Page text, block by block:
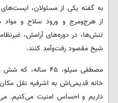
به گفته یکی از مسئولان،
از هرج‌ومرج و ورود سلاح و مواد
تنش‌ها، در دوره‌های آرامش،
شیخ مقصود رفت‌وآمد کنند.
مصطفی سیلو، ۴۵
خانه قدیمی‌اش به اشرفیه نقل
داریم و احساس امنیت می‌کنیم.